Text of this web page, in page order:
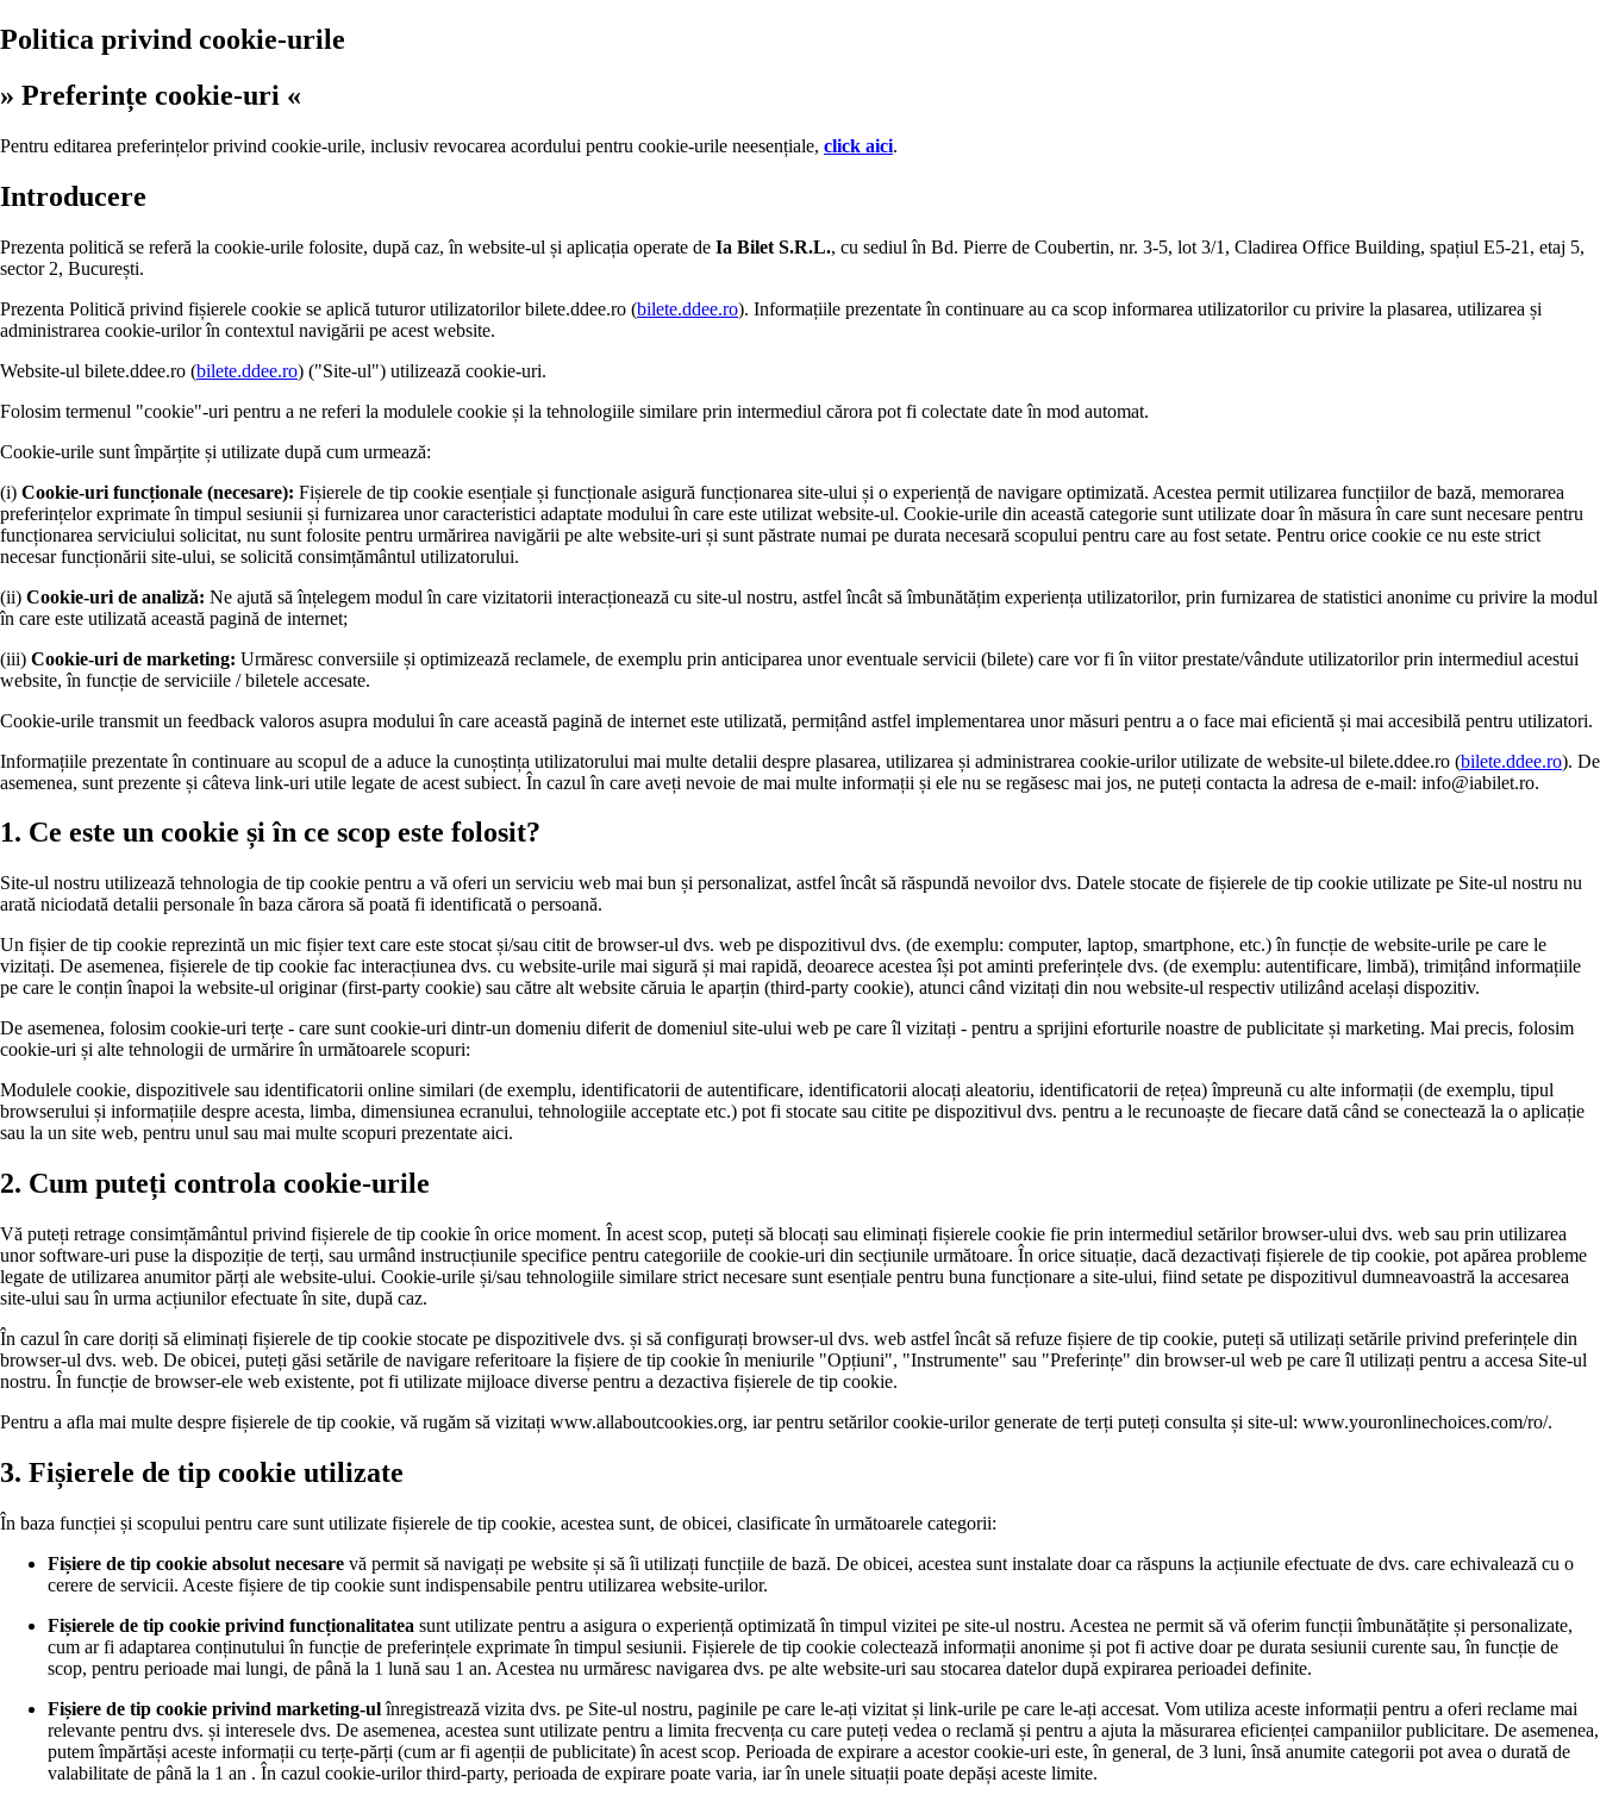
Politica privind cookie-urile
» Preferințe cookie-uri «
Pentru editarea preferințelor privind cookie-urile, inclusiv revocarea acordului pentru cookie-urile neesențiale, click aici.
Introducere
Prezenta politică se referă la cookie-urile folosite, după caz, în website-ul și aplicația operate de Ia Bilet S.R.L., cu sediul în Bd. Pierre de Coubertin, nr. 3-5, lot 3/1, Cladirea Office Building, spațiul E5-21, etaj 5,
sector 2, București.
Prezenta Politică privind fișierele cookie se aplică tuturor utilizatorilor bilete.ddee.ro (bilete.ddee.ro). Informațiile prezentate în continuare au ca scop informarea utilizatorilor cu privire la plasarea, utilizarea și
administrarea cookie-urilor în contextul navigării pe acest website.
Website-ul bilete.ddee.ro (bilete.ddee.ro) ("Site-ul") utilizează cookie-uri.
Folosim termenul "cookie"-uri pentru a ne referi la modulele cookie și la tehnologiile similare prin intermediul cărora pot fi colectate date în mod automat.
Cookie-urile sunt împărțite și utilizate după cum urmează:
(i) Cookie-uri funcționale (necesare): Fișierele de tip cookie esențiale și funcționale asigură funcționarea site-ului și o experiență de navigare optimizată. Acestea permit utilizarea funcțiilor de bază, memorarea
preferințelor exprimate în timpul sesiunii și furnizarea unor caracteristici adaptate modului în care este utilizat website-ul. Cookie-urile din această categorie sunt utilizate doar în măsura în care sunt necesare pentru
funcționarea serviciului solicitat, nu sunt folosite pentru urmărirea navigării pe alte website-uri și sunt păstrate numai pe durata necesară scopului pentru care au fost setate. Pentru orice cookie ce nu este strict
necesar funcționării site-ului, se solicită consimțământul utilizatorului.
(ii) Cookie-uri de analiză: Ne ajută să înțelegem modul în care vizitatorii interacționează cu site-ul nostru, astfel încât să îmbunătățim experiența utilizatorilor, prin furnizarea de statistici anonime cu privire la modul
în care este utilizată această pagină de internet;
(iii) Cookie-uri de marketing: Urmăresc conversiile și optimizează reclamele, de exemplu prin anticiparea unor eventuale servicii (bilete) care vor fi în viitor prestate/vândute utilizatorilor prin intermediul acestui
website, în funcție de serviciile / biletele accesate.
Cookie-urile transmit un feedback valoros asupra modului în care această pagină de internet este utilizată, permițând astfel implementarea unor măsuri pentru a o face mai eficientă și mai accesibilă pentru utilizatori.
Informațiile prezentate în continuare au scopul de a aduce la cunoștința utilizatorului mai multe detalii despre plasarea, utilizarea și administrarea cookie-urilor utilizate de website-ul bilete.ddee.ro (bilete.ddee.ro). De
asemenea, sunt prezente și câteva link-uri utile legate de acest subiect. În cazul în care aveți nevoie de mai multe informații și ele nu se regăsesc mai jos, ne puteți contacta la adresa de e-mail: info@iabilet.ro.
1. Ce este un cookie și în ce scop este folosit?
Site-ul nostru utilizează tehnologia de tip cookie pentru a vă oferi un serviciu web mai bun și personalizat, astfel încât să răspundă nevoilor dvs. Datele stocate de fișierele de tip cookie utilizate pe Site-ul nostru nu
arată niciodată detalii personale în baza cărora să poată fi identificată o persoană.
Un fișier de tip cookie reprezintă un mic fișier text care este stocat și/sau citit de browser-ul dvs. web pe dispozitivul dvs. (de exemplu: computer, laptop, smartphone, etc.) în funcție de website-urile pe care le
vizitați. De asemenea, fișierele de tip cookie fac interacțiunea dvs. cu website-urile mai sigură și mai rapidă, deoarece acestea își pot aminti preferințele dvs. (de exemplu: autentificare, limbă), trimițând informațiile
pe care le conțin înapoi la website-ul originar (first-party cookie) sau către alt website căruia le aparțin (third-party cookie), atunci când vizitați din nou website-ul respectiv utilizând același dispozitiv.
De asemenea, folosim cookie-uri terțe - care sunt cookie-uri dintr-un domeniu diferit de domeniul site-ului web pe care îl vizitați - pentru a sprijini eforturile noastre de publicitate și marketing. Mai precis, folosim
cookie-uri și alte tehnologii de urmărire în următoarele scopuri:
Modulele cookie, dispozitivele sau identificatorii online similari (de exemplu, identificatorii de autentificare, identificatorii alocați aleatoriu, identificatorii de rețea) împreună cu alte informații (de exemplu, tipul
browserului și informațiile despre acesta, limba, dimensiunea ecranului, tehnologiile acceptate etc.) pot fi stocate sau citite pe dispozitivul dvs. pentru a le recunoaște de fiecare dată când se conectează la o aplicație
sau la un site web, pentru unul sau mai multe scopuri prezentate aici.
2. Cum puteți controla cookie-urile
Vă puteți retrage consimțământul privind fișierele de tip cookie în orice moment. În acest scop, puteți să blocați sau eliminați fișierele cookie fie prin intermediul setărilor browser-ului dvs. web sau prin utilizarea
unor software-uri puse la dispoziție de terți, sau urmând instrucțiunile specifice pentru categoriile de cookie-uri din secțiunile următoare. În orice situație, dacă dezactivați fișierele de tip cookie, pot apărea probleme
legate de utilizarea anumitor părți ale website-ului. Cookie-urile și/sau tehnologiile similare strict necesare sunt esențiale pentru buna funcționare a site-ului, fiind setate pe dispozitivul dumneavoastră la accesarea
site-ului sau în urma acțiunilor efectuate în site, după caz.
În cazul în care doriți să eliminați fișierele de tip cookie stocate pe dispozitivele dvs. și să configurați browser-ul dvs. web astfel încât să refuze fișiere de tip cookie, puteți să utilizați setările privind preferințele din
browser-ul dvs. web. De obicei, puteți găsi setările de navigare referitoare la fișiere de tip cookie în meniurile "Opțiuni", "Instrumente" sau "Preferințe" din browser-ul web pe care îl utilizați pentru a accesa Site-ul
nostru. În funcție de browser-ele web existente, pot fi utilizate mijloace diverse pentru a dezactiva fișierele de tip cookie.
Pentru a afla mai multe despre fișierele de tip cookie, vă rugăm să vizitați www.allaboutcookies.org, iar pentru setărilor cookie-urilor generate de terți puteți consulta și site-ul: www.youronlinechoices.com/ro/.
3. Fișierele de tip cookie utilizate
În baza funcției și scopului pentru care sunt utilizate fișierele de tip cookie, acestea sunt, de obicei, clasificate în următoarele categorii:
Fișiere de tip cookie absolut necesare vă permit să navigați pe website și să îi utilizați funcțiile de bază. De obicei, acestea sunt instalate doar ca răspuns la acțiunile efectuate de dvs. care echivalează cu o
cerere de servicii. Aceste fișiere de tip cookie sunt indispensabile pentru utilizarea website-urilor.
Fișierele de tip cookie privind funcționalitatea sunt utilizate pentru a asigura o experiență optimizată în timpul vizitei pe site-ul nostru. Acestea ne permit să vă oferim funcții îmbunătățite și personalizate,
cum ar fi adaptarea conținutului în funcție de preferințele exprimate în timpul sesiunii. Fișierele de tip cookie colectează informații anonime și pot fi active doar pe durata sesiunii curente sau, în funcție de
scop, pentru perioade mai lungi, de până la 1 lună sau 1 an. Acestea nu urmăresc navigarea dvs. pe alte website-uri sau stocarea datelor după expirarea perioadei definite.
Fișiere de tip cookie privind marketing-ulînregistrează vizita dvs. pe Site-ul nostru, paginile pe care le-ați vizitat și link-urile pe care le-ați accesat. Vom utiliza aceste informații pentru a oferi reclame mai
relevante pentru dvs. și interesele dvs. De asemenea, acestea sunt utilizate pentru a limita frecvența cu care puteți vedea o reclamă și pentru a ajuta la măsurarea eficienței campaniilor publicitare. De asemenea,
putem împărtăși aceste informații cu terțe-părți (cum ar fi agenții de publicitate) în acest scop. Perioada de expirare a acestor cookie-uri este, în general, de 3 luni, însă anumite categorii pot avea o durată de
valabilitate de până la 1 an . În cazul cookie-urilor third-party, perioada de expirare poate varia, iar în unele situații poate depăși aceste limite.